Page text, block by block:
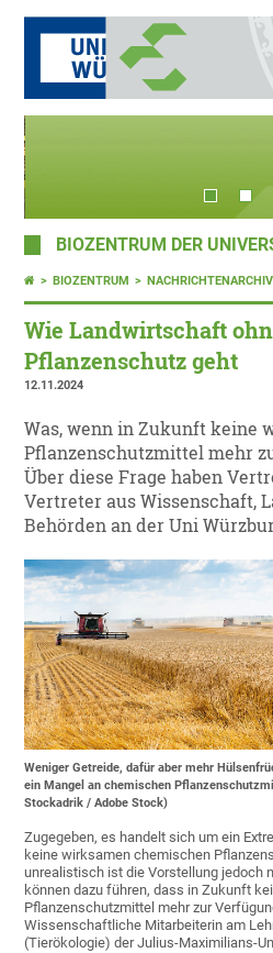
BIOZENTRUM DER
BIOZENTRUM NACHRICHTENARCHIV
Wie Landwirtschaft
Pflanzenschutz geht
12.11.2024
Was, wenn in Zukunft keine
Pflanzenschutzmittel mehr
Über diese Frage haben
Vertreter aus Wissenschaft,
Behörden an der Uni
Weniger Getreide, dafür aber mehr
ein Mangel an chemischen
Stockadrik / Adobe Stock)
Zugegeben, es handelt sich um ein
keine wirksamen chemischen
unrealistisch ist die Vorstellung jedoch
können dazu führen, dass in Zukunft
Pflanzenschutzmittel mehr zur
Wissenschaftliche Mitarbeiterin am
(Tierökologie) der Julius-Maximilians-